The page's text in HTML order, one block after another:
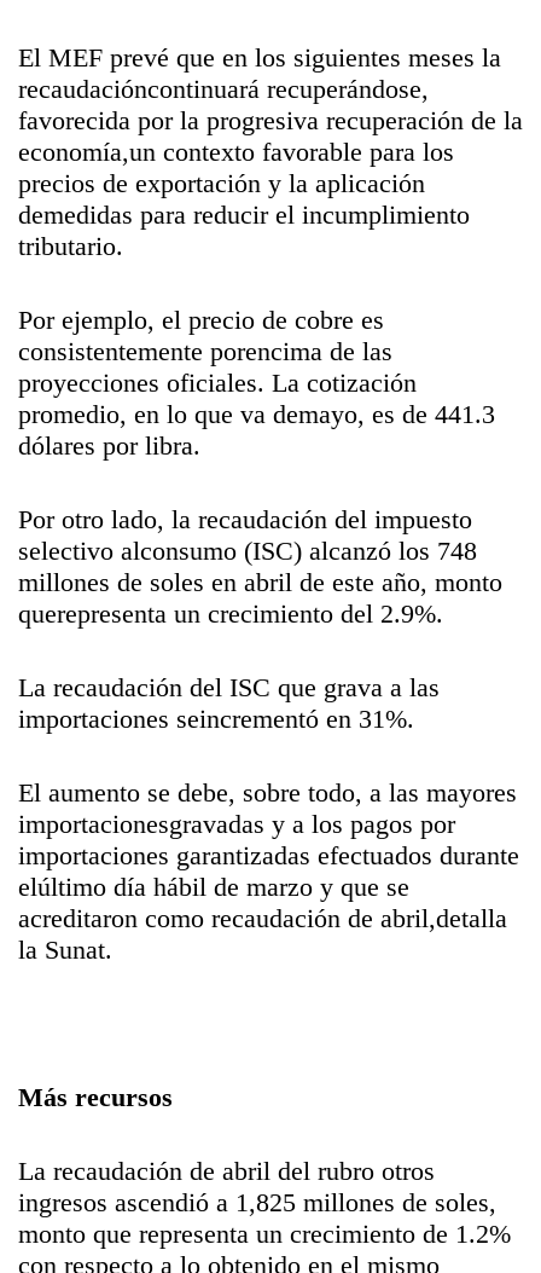
El MEF prevé que en los siguientes meses la
recaudacióncontinuará recuperándose,
favorecida por la progresiva recuperación de la
economía,un contexto favorable para los
precios de exportación y la aplicación
demedidas para reducir el incumplimiento
tributario.
Por ejemplo, el precio de cobre es
consistentemente porencima de las
proyecciones oficiales. La cotización
promedio, en lo que va demayo, es de 441.3
dólares por libra.
Por otro lado, la recaudación del impuesto
selectivo alconsumo (ISC) alcanzó los 748
millones de soles en abril de este año, monto
querepresenta un crecimiento del 2.9%.
La recaudación del ISC que grava a las
importaciones seincrementó en 31%.
El aumento se debe, sobre todo, a las mayores
importacionesgravadas y a los pagos por
importaciones garantizadas efectuados durante
elúltimo día hábil de marzo y que se
acreditaron como recaudación de abril,detalla
la Sunat.
Más recursos
La recaudación de abril del rubro otros
ingresos ascendió a 1,825 millones de soles,
monto que representa un crecimiento de 1.2%
con respecto a lo obtenido en el mismo